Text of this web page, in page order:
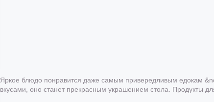
Яркое блюдо понравится даже самым привередливым едокам
вкусами, оно станет прекрасным украшением стола. Продукты